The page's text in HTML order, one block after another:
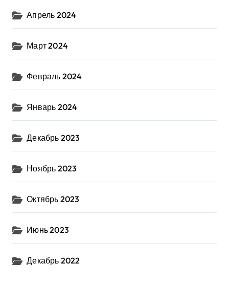
Апрель 2024
Март 2024
Февраль 2024
Январь 2024
Декабрь 2023
Ноябрь 2023
Октябрь 2023
Июнь 2023
Декабрь 2022